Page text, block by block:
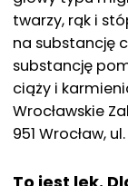
twarzy, rąk i
na substancję
substancję
ciąży i
Wrocławskie
951 Wrocław,